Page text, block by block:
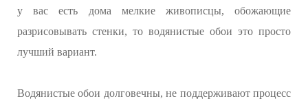
у вас есть дома мелкие живописцы, обожающие
разрисовывать стенки, то водянистые обои это просто
лучший вариант.
Водянистые обои долговечны, не поддерживают процесс